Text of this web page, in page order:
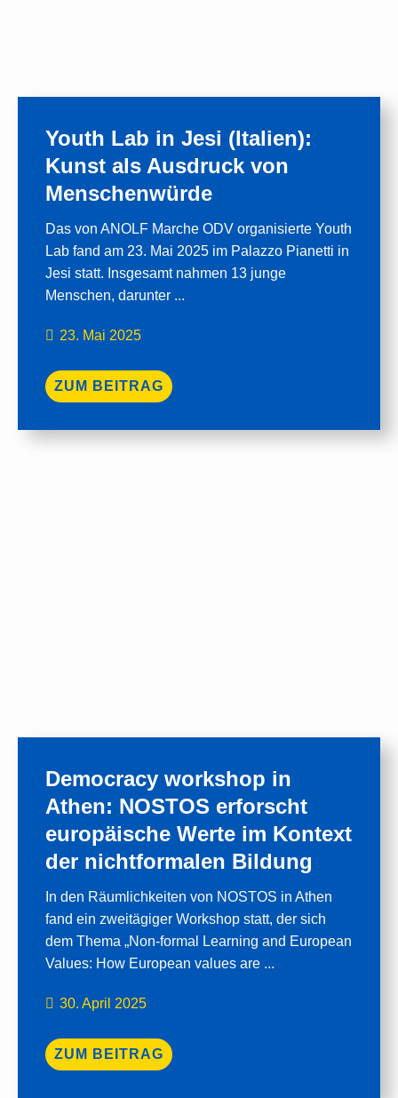
Youth Lab in Jesi (Italien):
Kunst als Ausdruck von
Menschenwürde
Das von ANOLF Marche ODV organisierte Youth
Lab fand am 23. Mai 2025 im Palazzo Pianetti in
Jesi statt. Insgesamt nahmen 13 junge
Menschen, darunter ...
23. Mai 2025
ZUM BEITRAG
Democracy workshop in
Athen: NOSTOS erforscht
europäische Werte im Kontext
der nichtformalen Bildung
In den Räumlichkeiten von NOSTOS in Athen
fand ein zweitägiger Workshop statt, der sich
dem Thema „Non-formal Learning and European
Values: How European values are ...
30. April 2025
ZUM BEITRAG